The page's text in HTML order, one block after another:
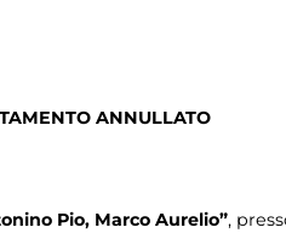
ANNULLATO
Pio, Marco Aurelio”,